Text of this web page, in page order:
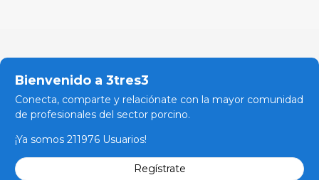
Bienvenido a 3tres3
Conecta, comparte y relaciónate con la mayor comunidad
de profesionales del sector porcino.
¡Ya somos 211976 Usuarios!
Regístrate